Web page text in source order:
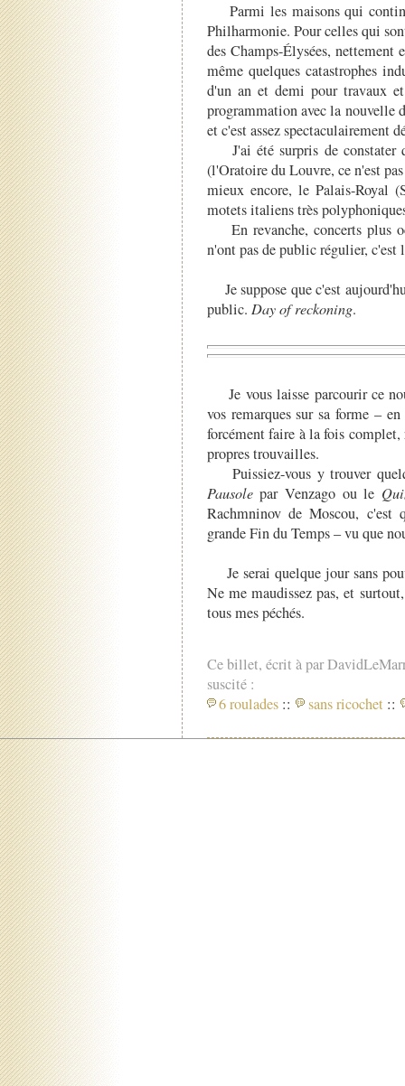
Parmi les maisons qui
Philharmonie. Pour celles qui
des Champs-Élysées,
même quelques catastrophes
d'un an et demi pour travaux
programmation avec la
et c'est assez spectaculairement
J'ai été surpris de constater
(l'Oratoire du Louvre, ce n'est
mieux encore, le Palais-Royal
motets italiens très
En revanche, concerts plus
n'ont pas de public régulier,
Je suppose que c'est
public. Day of reckoning.
Je vous laisse parcourir ce
vos remarques sur sa forme –
forcément faire à la fois
propres trouvailles.
Puissiez-vous y trouver
Pausolepar Venzago ou le
Rachmninov de Moscou, c'est
grande Fin du Temps – vu que
Je serai quelque jour sans
Ne me maudissez pas, et
tous mes péchés.
Ce billet, écrit à par
suscité :
6 roulades :: sans ricochet ::